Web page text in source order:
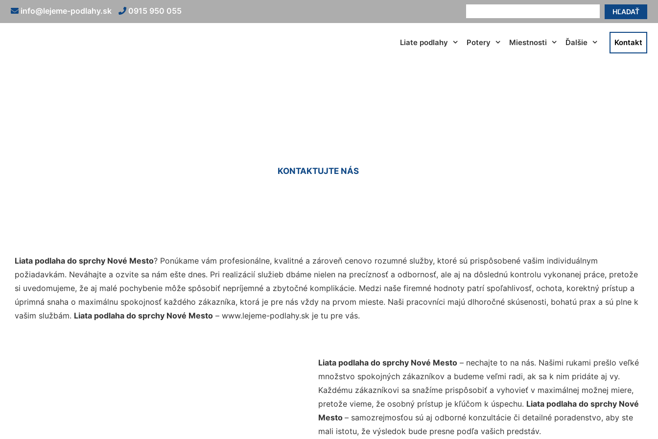
HĽADAŤ
info@lejeme-podlahy.sk 0915 950 055
Liate podlahy Potery Miestnosti Ďalšie Kontakt
KONTAKTUJTE NÁS
Liata podlaha do sprchy Nové Mesto? Ponúkame vám profesionálne, kvalitné a zároveň cenovo rozumné služby, ktoré sú prispôsobené vašim individuálnym
požiadavkám. Neváhajte a ozvite sa nám ešte dnes. Pri realizácií služieb dbáme nielen na precíznosť a odbornosť, ale aj na dôslednú kontrolu vykonanej práce, pretože
si uvedomujeme, že aj malé pochybenie môže spôsobiť nepríjemné a zbytočné komplikácie. Medzi naše firemné hodnoty patrí spoľahlivosť, ochota, korektný prístup a
úprimná snaha o maximálnu spokojnosť každého zákazníka, ktorá je pre nás vždy na prvom mieste. Naši pracovníci majú dlhoročné skúsenosti, bohatú prax a sú plne k
vašim službám. Liata podlaha do sprchy Nové Mesto – www.lejeme-podlahy.sk je tu pre vás.
Liata podlaha do sprchy Nové Mesto– nechajte to na nás. Našimi rukami prešlo veľké
množstvo spokojných zákazníkov a budeme veľmi radi, ak sa k nim pridáte aj vy.
Každému zákazníkovi sa snažíme prispôsobiť a vyhovieť v maximálnej možnej miere,
pretože vieme, že osobný prístup je kľúčom k úspechu. Liata podlaha do sprchy Nové
Mesto – samozrejmosťou sú aj odborné konzultácie či detailné poradenstvo, aby ste
mali istotu, že výsledok bude presne podľa vašich predstáv.